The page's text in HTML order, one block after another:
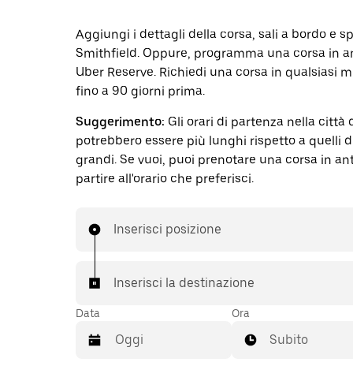
Aggiungi i dettagli della corsa, sali a bordo e
Smithfield. Oppure, programma una corsa in
Uber Reserve. Richiedi una corsa in qualsiasi
fino a 90 giorni prima.
Suggerimento: Gli orari di partenza nella città
potrebbero essere più lunghi rispetto a quelli
grandi. Se vuoi, puoi prenotare una corsa in
partire all'orario che preferisci.
Inserisci posizione
Inserisci la destinazione
Data Ora
Subito